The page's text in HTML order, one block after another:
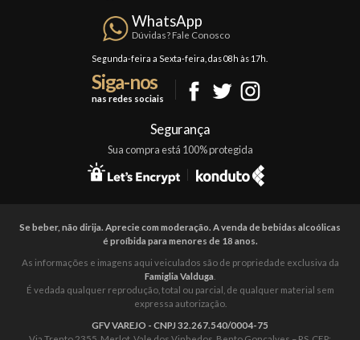
Trocas e Devoluções
Formas de Pagamento
WhatsApp
Dúvidas? Fale Conosco
Segunda-feira a Sexta-feira, das 08h às 17h.
Siga-nos
nas redes sociais
Segurança
Sua compra está 100% protegida
Se beber, não dirija. Aprecie com moderação. A venda de bebidas alcoólicas
é proíbida para menores de 18 anos.
As informações e imagens aqui veiculados são de propriedade exclusiva da
Famiglia Valduga
É vedada qualquer reprodução, total ou parcial, de qualquer material sem
expressa autorização.
GFV VAREJO - CNPJ 32.267.540/0004-75